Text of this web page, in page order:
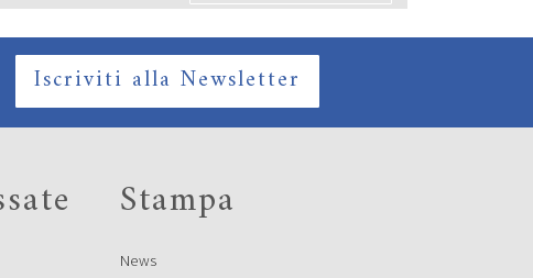
BANDO VOLONTARI
POESIA FESTIVAL 2024
Iscriviti alla Newsletter
Stampa
News